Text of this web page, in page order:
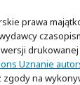
prawa
Uznanie
zgody na